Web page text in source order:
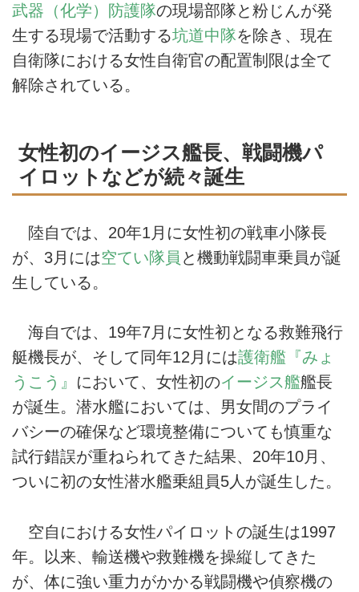
武器（化学）防護隊の現場部隊と粉じんが発
生する現場で活動する坑道中隊を除き、現在
自衛隊における女性自衛官の配置制限は全て
解除されている。
女性初のイージス艦長、戦闘機パ
イロットなどが続々誕生
陸自では、20年1月に女性初の戦車小隊長
が、3月には空てい隊員 と機動戦闘車乗員が誕
生している。
海自では、19年7月に女性初となる救難飛行
艇機長が、そして同年12月には護衛艦『みょ
うこう』 において、女性初のイージス艦艦長
が誕生。潜水艦においては、男女間のプライ
バシーの確保など環境整備についても慎重な
試行錯誤が重ねられてきた結果、20年10月、
ついに初の女性潜水艦乗組員5人が誕生した。
空自における女性パイロットの誕生は1997
年。以来、輸送機や救難機を操縦してきた
が、体に強い重力がかかる戦闘機や偵察機の